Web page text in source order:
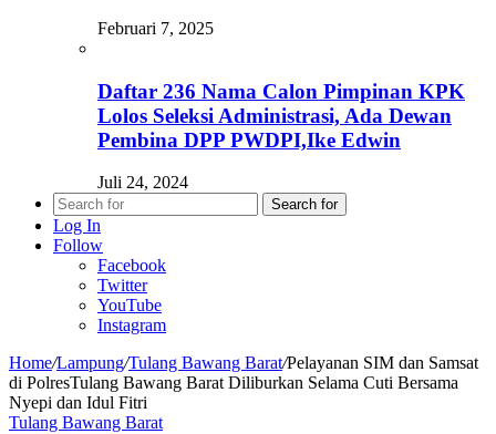
Februari 7, 2025
Daftar 236 Nama Calon Pimpinan KPK
Lolos Seleksi Administrasi, Ada Dewan
Pembina DPP PWDPI,Ike Edwin
Juli 24, 2024
Search for
Log In
Follow
Facebook
Twitter
YouTube
Instagram
Home/Lampung/Tulang Bawang Barat/Pelayanan SIM dan Samsat
di PolresTulang Bawang Barat Diliburkan Selama Cuti Bersama
Nyepi dan Idul Fitri
Tulang Bawang Barat